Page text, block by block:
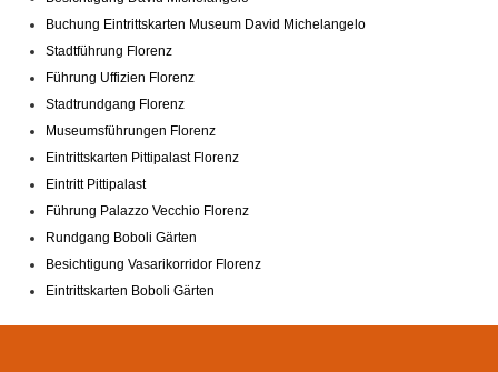
Buchung Eintrittskarten Museum David Michelangelo
Stadtführung Florenz
Führung Uffizien Florenz
Stadtrundgang Florenz
Museumsführungen Florenz
Eintrittskarten Pittipalast Florenz
Eintritt Pittipalast
Führung Palazzo Vecchio Florenz
Rundgang Boboli Gärten
Besichtigung Vasarikorridor Florenz
Eintrittskarten Boboli Gärten